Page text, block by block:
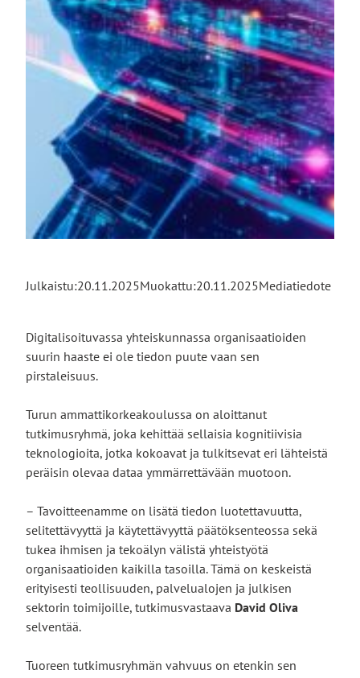
Julkaistu:20.11.2025Muokattu:20.11.2025Mediatiedote
Digitalisoituvassa yhteiskunnassa organisaatioiden
suurin haaste ei ole tiedon puute vaan sen
pirstaleisuus.
Turun ammattikorkeakoulussa on aloittanut
tutkimusryhmä, joka kehittää sellaisia kognitiivisia
teknologioita, jotka kokoavat ja tulkitsevat eri lähteistä
peräisin olevaa dataa ymmärrettävään muotoon.
– Tavoitteenamme on lisätä tiedon luotettavuutta,
selitettävyyttä ja käytettävyyttä päätöksenteossa sekä
tukea ihmisen ja tekoälyn välistä yhteistyötä
organisaatioiden kaikilla tasoilla. Tämä on keskeistä
erityisesti teollisuuden, palvelualojen ja julkisen
sektorin toimijoille, tutkimusvastaava David Oliva
selventää.
Tuoreen tutkimusryhmän vahvuus on etenkin sen